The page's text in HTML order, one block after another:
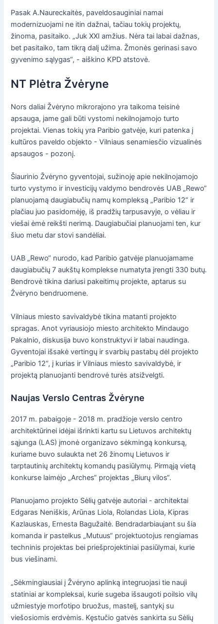
Pasak A.Naureckaitės, paveldosauginiai namai
modernizuojami ne itin dažnai, tačiau tokių projektų,
žinoma, pasitaiko. „Juk XXI amžius. Nėra tai labai dažnas,
bet pasitaiko, tam tikrą dalį užima. Žmonės gerinasi savo
gyvenimo sąlygas“, - aiškino KPD atstovė.
NT Plėtra Žvėryne
Nors daliai Žvėryno mikrorajono yra taikoma teisinė
apsauga, jame gali būti vystomi nekilnojamojo turto
projektai. Vienas tokių yra Paribio gatvėje, kuri patenka į
kultūros paveldo objekto - Vilniaus senamiesčio vizualinės
apsaugos - pozonį.
Šiaurinio Žvėryno gyventojai, sužinoję apie nekilnojamojo
turto vystymo ir investicijų valdymo bendrovės UAB „Rewo“
planuojamą daugiabučių namų kompleksą „Paribio 12“ ir
plačiau juo pasidomėję, iš pradžių tarpusavyje, o vėliau ir
viešai ėmė reikšti nerimą. Daugiabučiai planuojami ten, kur
šiuo metu dar stovi sandėliai.
UAB „Rewo“ nurodo, kad Paribio gatvėje planuojamame
daugiabučių 7 aukštų komplekse numatyta įrengti 330 butų.
Bendrovė tikina dariusi pakeitimų projekte, aptarus su
Žvėryno bendruomene.
Vilniaus miesto savivaldybė tikina matanti projekto
spragas. Anot vyriausiojo miesto architekto Mindaugo
Pakalnio, diskusija buvo konstruktyvi ir labai naudinga.
Gyventojai išsakė vertingų ir svarbių pastabų dėl projekto
„Paribio 12“, į kurias ir Vilniaus miesto savivaldybė, ir
projektą planuojanti bendrovė turės atsižvelgti.
Naujas Verslo Centras Žvėryne
2017 m. pabaigoje - 2018 m. pradžioje verslo centro
architektūrinei idėjai išrinkti kartu su Lietuvos architektų
sąjunga (LAS) įmonė organizavo sėkmingą konkursą,
kuriame buvo sulaukta net 26 žinomų Lietuvos ir
tarptautinių architektų komandų pasiūlymų. Pirmąją vietą
konkurse laimėjo „Arches“ projektas „Biurų vilos“.
Planuojamo projekto Sėlių gatvėje autoriai - architektai
Edgaras Neniškis, Arūnas Liola, Rolandas Liola, Kipras
Kazlauskas, Ernesta Bagužaitė. Bendradarbiaujant su šia
komanda ir pastelkus „Mutuus“ projektuotojus rengiamas
techninis projektas bei priešprojektiniai pasiūlymai, kurie
bus viešinami.
„Sėkmingiausiai į Žvėryno aplinką integruojasi tie nauji
statiniai ar kompleksai, kurie sugeba išsaugoti poilsio vilų
užmiestyje morfotipo bruožus, mastelį, santykį su
viešosiomis erdvėmis. Kęstučio gatvės sankirta su Sėlių